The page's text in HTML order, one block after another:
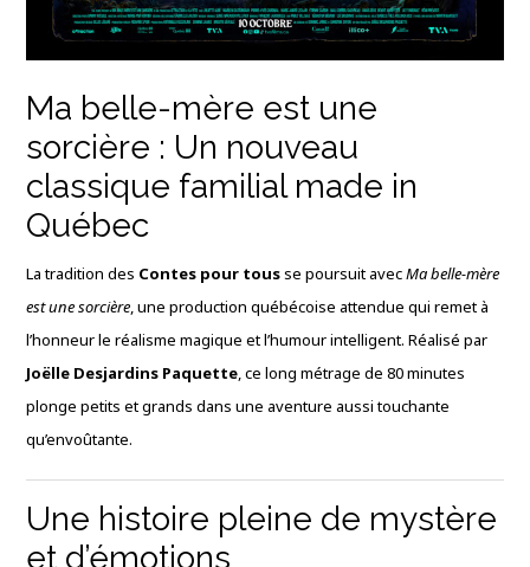
Ma belle-mère est une
sorcière : Un nouveau
classique familial made in
Québec
La tradition des Contes pour tousse poursuit avecMa belle-mère
est une sorcière, une production québécoise attendue qui remet à
l’honneur le réalisme magique et l’humour intelligent. Réalisé par
Joëlle Desjardins Paquette, ce long métrage de 80 minutes
plonge petits et grands dans une aventure aussi touchante
qu’envoûtante.
Une histoire pleine de mystère
et d’émotions